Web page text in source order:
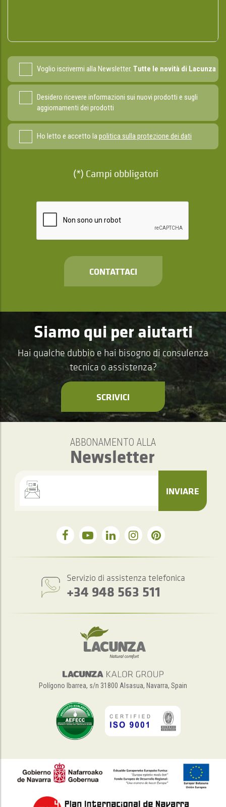
Voglio iscrivermi alla Newsletter. Tutte le novità di Lacunza
Desidero ricevere informazioni sui nuovi prodotti e sugli
aggiornamenti dei prodotti
Ho letto e accetto lapolitica sulla protezione dei dati
(*) Campi obbligatori
CONTATTACI
Siamo qui per aiutarti
Hai qualche dubbio e hai bisogno di consulenza
tecnica o assistenza?
SCRIVICI
ABBONAMENTO ALLA
Newsletter
INVIARE
Servizio di assistenza telefonica
+34 948 563 511
Polígono Ibarrea, s/n 31800 Alsasua, Navarra, Spain